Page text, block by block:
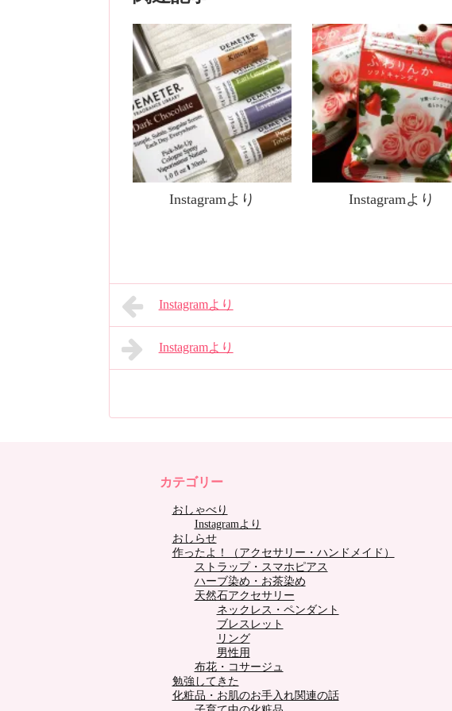
Instagramより Instagramより
Instagramより
Instagramより
カテゴリー
おしゃべり
Instagramより
おしらせ
作ったよ！（アクセサリー・ハンドメイド）
ストラップ・スマホピアス
ハーブ染め・お茶染め
天然石アクセサリー
ネックレス・ペンダント
ブレスレット
リング
男性用
布花・コサージュ
勉強してきた
化粧品・お肌のお手入れ関連の話